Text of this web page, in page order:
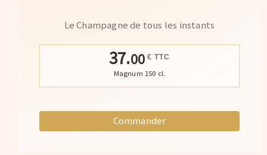
Le Champagne de tous les instants
37.00 € TTC
Magnum 150 cl.
Commander